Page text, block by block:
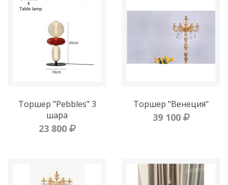
Торшер "Pebbles" 3
шара
23 800
Торшер "Венеция"
39 100